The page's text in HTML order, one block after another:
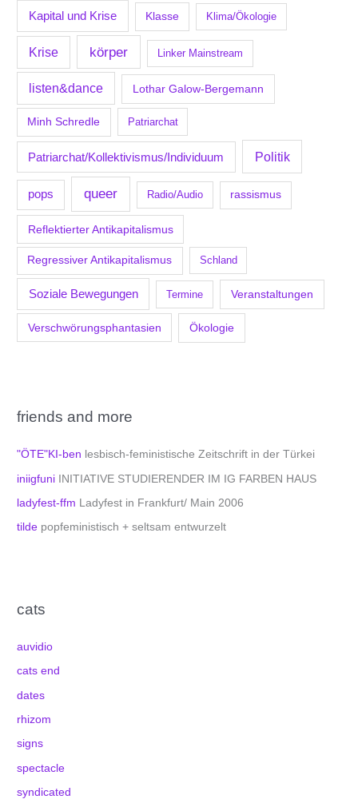
Kapital und Krise Klasse Klima/Ökologie
Krise körper Linker Mainstream
listen&dance Lothar Galow-Bergemann
Minh Schredle Patriarchat
Patriarchat/Kollektivismus/Individuum Politik
pops queer Radio/Audio rassismus
Reflektierter Antikapitalismus
Regressiver Antikapitalismus Schland
Soziale Bewegungen Termine Veranstaltungen
Verschwörungsphantasien Ökologie
friends and more
"ÖTE"KI-ben lesbisch-feministische Zeitschrift in der Türkei
iniigfuni INITIATIVE STUDIERENDER IM IG FARBEN HAUS
ladyfest-ffm Ladyfest in Frankfurt/ Main 2006
tilde popfeministisch + seltsam entwurzelt
cats
auvidio
cats end
dates
rhizom
signs
spectacle
syndicated